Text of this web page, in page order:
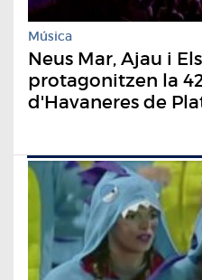
Música
Neus Mar, Ajau i
protagonitzen la
d'Havaneres de